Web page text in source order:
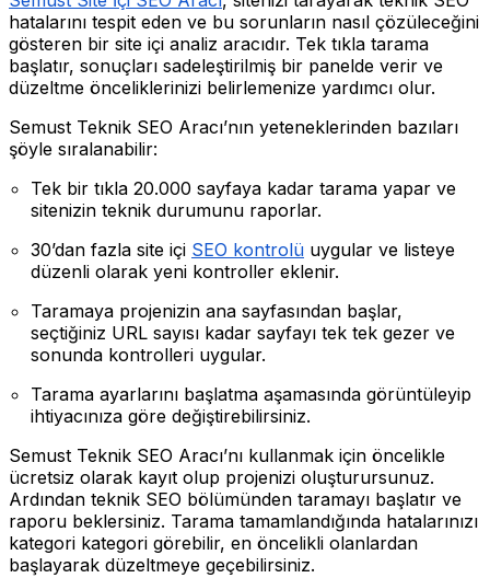
hatalarını tespit eden ve bu sorunların nasıl çözüleceğini
gösteren bir site içi analiz aracıdır. Tek tıkla tarama
başlatır, sonuçları sadeleştirilmiş bir panelde verir ve
düzeltme önceliklerinizi belirlemenize yardımcı olur.
Semust Teknik SEO Aracı’nın yeteneklerinden bazıları
şöyle sıralanabilir:
Tek bir tıkla 20.000 sayfaya kadar tarama yapar ve
sitenizin teknik durumunu raporlar.
30’dan fazla site içi SEO kontrolü uygular ve listeye
düzenli olarak yeni kontroller eklenir.
Taramaya projenizin ana sayfasından başlar,
seçtiğiniz URL sayısı kadar sayfayı tek tek gezer ve
sonunda kontrolleri uygular.
Tarama ayarlarını başlatma aşamasında görüntüleyip
ihtiyacınıza göre değiştirebilirsiniz.
Semust Teknik SEO Aracı’nı kullanmak için öncelikle
ücretsiz olarak kayıt olup projenizi oluşturursunuz.
Ardından teknik SEO bölümünden taramayı başlatır ve
raporu beklersiniz. Tarama tamamlandığında hatalarınızı
kategori kategori görebilir, en öncelikli olanlardan
başlayarak düzeltmeye geçebilirsiniz.